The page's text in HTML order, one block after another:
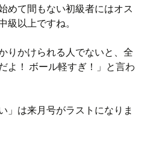
めて間もない初級者にはオス
級以上ですね。
りかけられる人でないと、全
よ！ ボール軽すぎ！」と言わ
」は来月号がラストになりま